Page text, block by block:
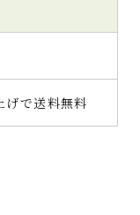
で送料無料